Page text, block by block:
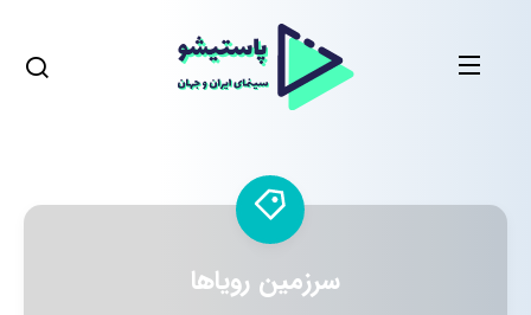
سرزمین رویاها